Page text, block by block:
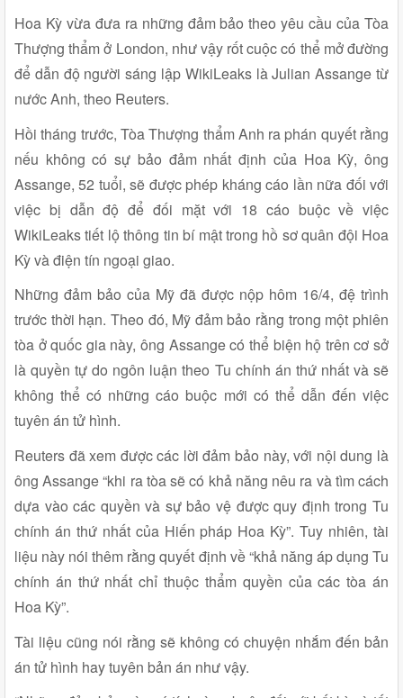
Hoa Kỳ vừa đưa ra những đảm bảo theo yêu cầu của Tòa
Thượng thẩm ở London, như vậy rốt cuộc có thể mở đường
để dẫn độ người sáng lập WikiLeaks là Julian Assange từ
nước Anh, theo Reuters.
Hồi tháng trước, Tòa Thượng thẩm Anh ra phán quyết rằng
nếu không có sự bảo đảm nhất định của Hoa Kỳ, ông
Assange, 52 tuổi, sẽ được phép kháng cáo lần nữa đối với
việc bị dẫn độ để đối mặt với 18 cáo buộc về việc
WikiLeaks tiết lộ thông tin bí mật trong hồ sơ quân đội Hoa
Kỳ và điện tín ngoại giao.
Những đảm bảo của Mỹ đã được nộp hôm 16/4, đệ trình
trước thời hạn. Theo đó, Mỹ đảm bảo rằng trong một phiên
tòa ở quốc gia này, ông Assange có thể biện hộ trên cơ sở
là quyền tự do ngôn luận theo Tu chính án thứ nhất và sẽ
không thể có những cáo buộc mới có thể dẫn đến việc
tuyên án tử hình.
Reuters đã xem được các lời đảm bảo này, với nội dung là
ông Assange “khi ra tòa sẽ có khả năng nêu ra và tìm cách
dựa vào các quyền và sự bảo vệ được quy định trong Tu
chính án thứ nhất của Hiến pháp Hoa Kỳ”. Tuy nhiên, tài
liệu này nói thêm rằng quyết định về “khả năng áp dụng Tu
chính án thứ nhất chỉ thuộc thẩm quyền của các tòa án
Hoa Kỳ”.
Tài liệu cũng nói rằng sẽ không có chuyện nhắm đến bản
án tử hình hay tuyên bản án như vậy.